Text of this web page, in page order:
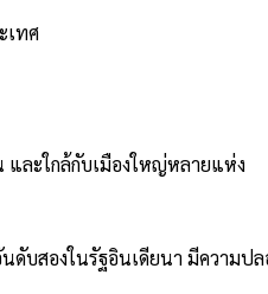
เทศ
และใกล้กับเมืองใหญ่หลายแห่ง
บสองในรัฐอินเดียนา มีความป